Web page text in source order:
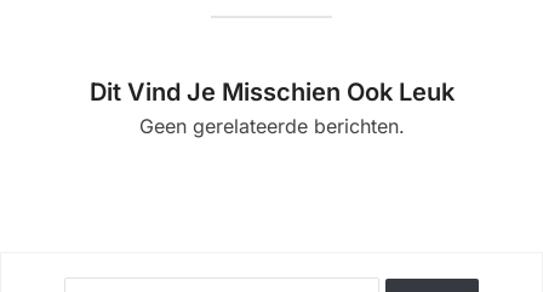
Dit Vind Je Misschien Ook Leuk
Geen gerelateerde berichten.